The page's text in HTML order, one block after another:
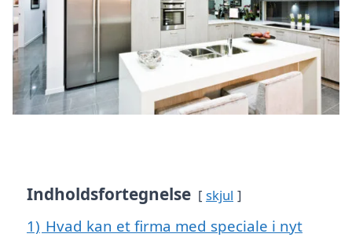
Indholdsfortegnelse skjul
1) Hvad kan et firma med speciale i nyt